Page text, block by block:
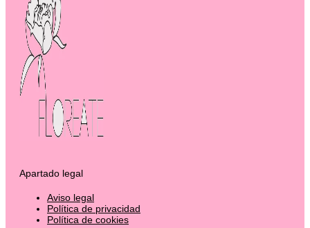
Apartado legal
Aviso legal
Política de privacidad
Política de cookies